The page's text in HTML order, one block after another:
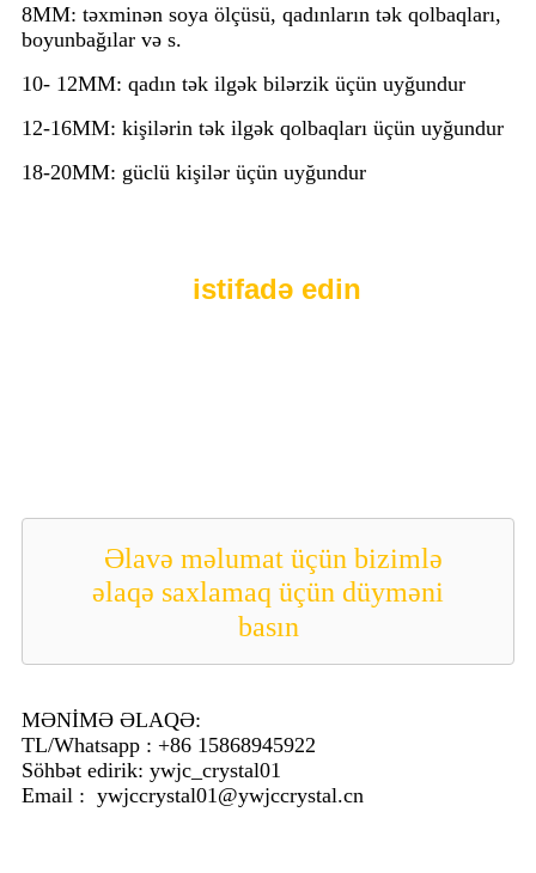
8MM: təxminən soya ölçüsü, qadınların tək qolbaqları,
boyunbağılar və s.
10- 12MM: qadın tək ilgək bilərzik üçün uyğundur
12-16MM: kişilərin tək ilgək qolbaqları üçün uyğundur
18-20MM: güclü kişilər üçün uyğundur
istifadə edin
Əlavə məlumat üçün bizimlə
əlaqə saxlamaq üçün düyməni
basın
MƏNİMƏ ƏLAQƏ:
TL/Whatsapp : +86 15868945922
Söhbət edirik: ywjc_crystal01
Email : ywjccrystal01@ywjccrystal.cn